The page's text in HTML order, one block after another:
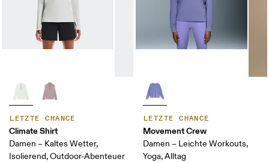
LETZTE CHANCE
Climate Shirt
Damen – Kaltes Wetter,
Isolierend, Outdoor-Abenteuer
LETZTE CHANCE
Movement Crew
Damen – Leichte Workouts,
Yoga, Alltag